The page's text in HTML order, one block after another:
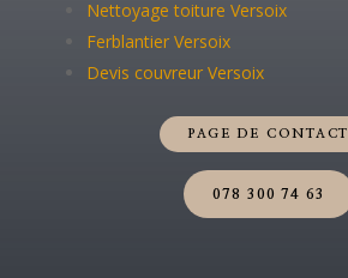
Nettoyage toiture Versoix
Ferblantier Versoix
Devis couvreur Versoix
PAGE DE CONTACT
078 300 74 63